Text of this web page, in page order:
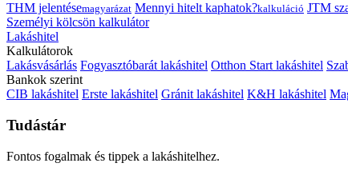
THM jelentésemagyarázat Mennyi hitelt kaphatok?kalkuláció JTM
Személyi kölcsön kalkulátor
Lakáshitel
Kalkulátorok
Lakásvásárlás Fogyasztóbarát lakáshitel Otthon Start lakáshitel
Bankok szerint
CIB lakáshitel Erste lakáshitel Gránit lakáshitel K&H lakáshitel
Tudástár
Fontos fogalmak és tippek a lakáshitelhez.